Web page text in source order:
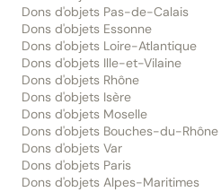
Dons d'objets Pas-de-Calais
Dons d'objets Essonne
Dons d'objets Loire-Atlantique
Dons d'objets Ille-et-Vilaine
Dons d'objets Rhône
Dons d'objets Isère
Dons d'objets Moselle
Dons d'objets Bouches-du-Rhône
Dons d'objets Var
Dons d'objets Paris
Dons d'objets Alpes-Maritimes